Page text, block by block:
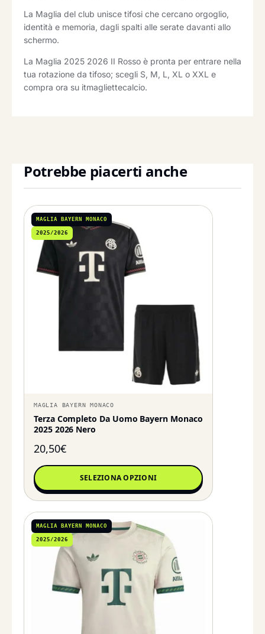
La Maglia del club unisce tifosi che cercano orgoglio,
identità e memoria, dagli spalti alle serate davanti allo
schermo.
La Maglia 2025 2026 II Rosso è pronta per entrare nella
tua rotazione da tifoso; scegli S, M, L, XL o XXL e
compra ora su itmagliettecalcio.
Potrebbe piacerti anche
MAGLIA BAYERN MONACO
2025/2026
MAGLIA BAYERN MONACO
Terza Completo Da Uomo Bayern Monaco
2025 2026 Nero
20,50€
SELEZIONA OPZIONI
MAGLIA BAYERN MONACO
2025/2026